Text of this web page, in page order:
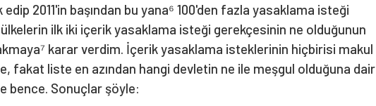
2011'in başından bu yana⁶ 100'den fazla yasaklama isteği
ilk iki içerik yasaklama isteği gerekçesinin ne olduğunun
karar verdim. İçerik yasaklama isteklerinin hiçbirisi makul
fakat liste en azından hangi devletin ne ile meşgul olduğuna dair
bence. Sonuçlar şöyle: